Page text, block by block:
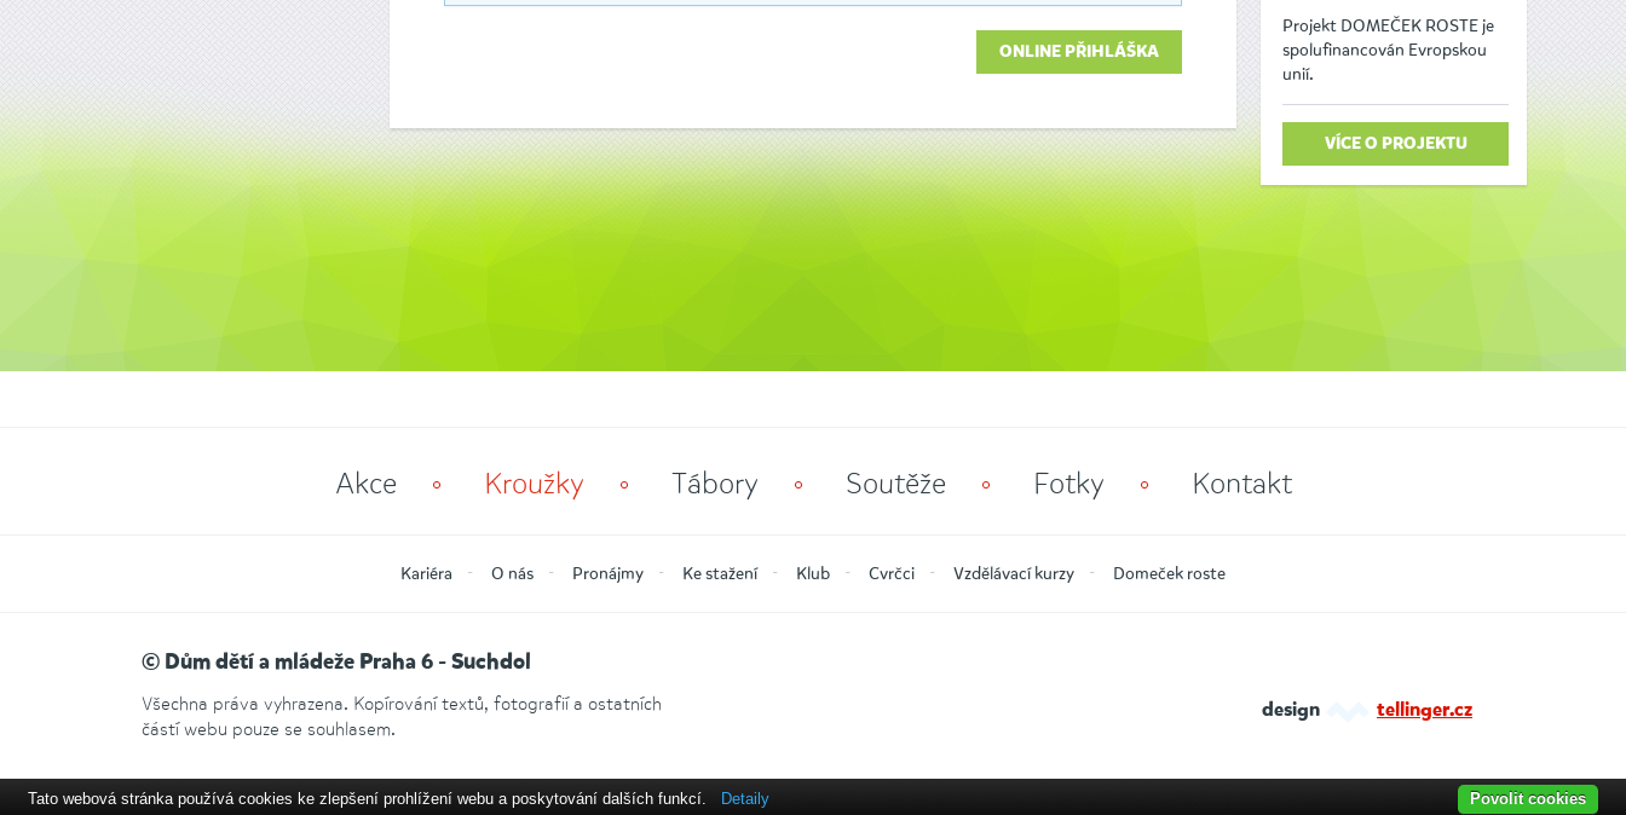
ONLINE PŘIHLÁŠKA
Projekt DOMEČEK ROSTE je
spolufinancován Evropskou
unií.
VÍCE O PROJEKTU
Akce Kroužky Tábory Soutěže Fotky Kontakt
Kariéra O nás Pronájmy Ke stažení Klub Cvrčci Vzdělávací kurzy Domeček roste
© Dům dětí a mládeže Praha 6 - Suchdol
Všechna práva vyhrazena. Kopírování textů, fotografií a ostatních
částí webu pouze se souhlasem.
design tellinger.cz
Tato webová stránka používá cookies ke zlepšení prohlížení webu a poskytování dalších funkcí. Detaily Povolit cookies